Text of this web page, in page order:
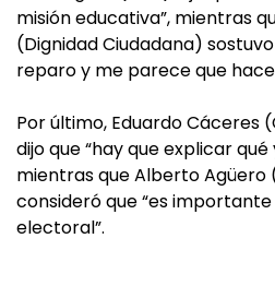
misión educativa”, mientras
(Dignidad Ciudadana)
reparo y me parece que
Por último, Eduardo Cáceres
dijo que “hay que explicar
mientras que Alberto Agüero
consideró que “es
electoral”.